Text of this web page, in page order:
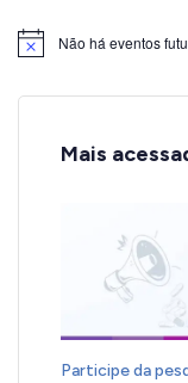
Notice Não há eventos
Mais
Participe da